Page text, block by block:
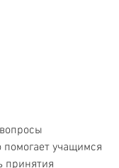
учащимся
принятия